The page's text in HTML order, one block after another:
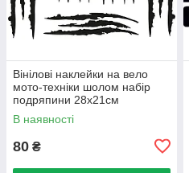
Вінілові наклейки на вело
мото-техніки шолом набір
подряпини 28x21см
В наявності
80 ₴